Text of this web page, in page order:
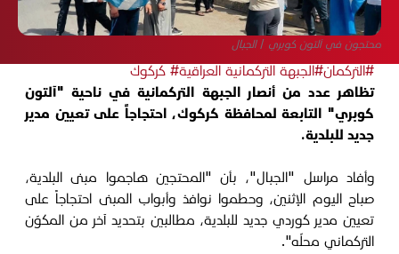
محتجون في آلتون كوبري / الجبال
#التركمان#الجبهة التركمانية العراقية# كركوك
تظاهر عدد من أنصار الجبهة التركمانية في ناحية "آلتون
كوبري" التابعة لمحافظة كركوك، احتجاجاً على تعيين مدير
جديد للبلدية.
وأفاد مراسل "الجبال"، بأن "المحتجين هاجموا مبنى البلدية،
صباح اليوم الإثنين، وحطموا نوافذ وأبواب المبنى احتجاجاً على
تعيين مدير كوردي جديد للبلدية، مطالبين بتحديد آخر من المكوّن
التركماني محلّه".